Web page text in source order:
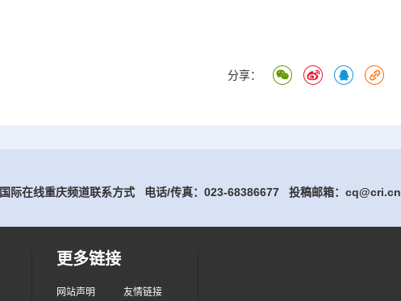
分享：
国际在线重庆频道联系方式 电话/传真：023-68386677 投稿邮箱：cq@cri.cn
更多链接
网站声明 友情链接